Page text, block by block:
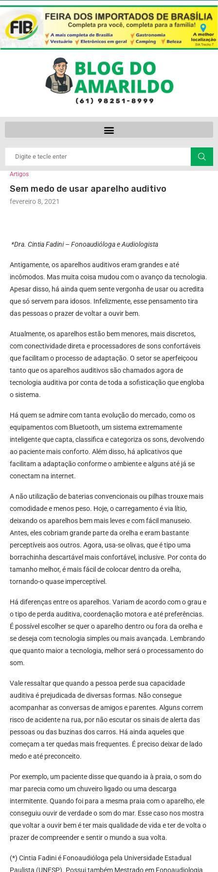
Artigos
Sem medo de usar aparelho auditivo
fevereiro 8, 2021
*Dra. Cintia Fadini – Fonoaudióloga e Audiologista
Antigamente, os aparelhos auditivos eram grandes e até
incômodos. Mas muita coisa mudou com o avanço da tecnologia.
Apesar disso, há ainda quem sente vergonha de usar ou acredita
que só servem para idosos. Infelizmente, esse pensamento tira
das pessoas o prazer de voltar a ouvir bem.
Atualmente, os aparelhos estão bem menores, mais discretos,
com conectividade direta e processadores de sons confortáveis
que facilitam o processo de adaptação. O setor se aperfeiçoou
tanto que os aparelhos auditivos são chamados agora de
tecnologia auditiva por conta de toda a sofisticação que engloba
o sistema.
Há quem se admire com tanta evolução do mercado, como os
equipamentos com Bluetooth, um sistema extremamente
inteligente que capta, classifica e categoriza os sons, devolvendo
ao paciente mais conforto. Além disso, há aplicativos que
facilitam a adaptação conforme o ambiente e alguns até já se
conectam na internet.
A não utilização de baterias convencionais ou pilhas trouxe mais
comodidade e menos peso. Hoje, o carregamento é via lítio,
deixando os aparelhos bem mais leves e com fácil manuseio.
Antes, eles cobriam grande parte da orelha e eram bastante
perceptíveis aos outros. Agora, usa-se olivas, que é tipo uma
borrachinha descartável mais confortável, inclusive. Por conta do
tamanho melhor, é mais fácil de colocar dentro da orelha,
tornando-o quase imperceptível.
Há diferenças entre os aparelhos. Variam de acordo com o grau e
o tipo de perda auditiva, coordenação motora e até preferências.
É possível escolher se quer o aparelho dentro ou fora da orelha e
se deseja com tecnologia simples ou mais avançada. Lembrando
que quanto maior a tecnologia, melhor será o processamento do
som.
Vale ressaltar que quando a pessoa perde sua capacidade
auditiva é prejudicada de diversas formas. Não consegue
acompanhar as conversas de amigos e parentes. Alguns correm
risco de acidente na rua, por não escutar os sinais de alerta das
pessoas ou das buzinas dos carros. Há ainda aqueles que
começam a ter quedas mais frequentes. É preciso deixar de lado
medo e até preconceito.
Por exemplo, um paciente disse que quando ia à praia, o som do
mar parecia como um chuveiro ligado ou uma descarga
intermitente. Quando foi para a mesma praia com o aparelho, ele
conseguiu ouvir de verdade o som do mar. Esse caso nos mostra
que voltar a ouvir bem é ter mais qualidade de vida e ter de volta o
prazer de compreender e sentir o mundo a sua volta.
(*) Cintia Fadini é Fonoaudióloga pela Universidade Estadual
Paulista (UNESP). Possui também Mestrado em Fonoaudiologia